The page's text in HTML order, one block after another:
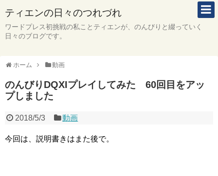
ティエンの日々のつれづれ
ワードプレス初挑戦の私ことティエンが、のんびりと綴っていく
日々のブログです。
ホーム 動画
のんびりDQXIプレイしてみた 60回目をアッ
プしました
2018/5/3 動画
今回は、説明書きはまた後で。